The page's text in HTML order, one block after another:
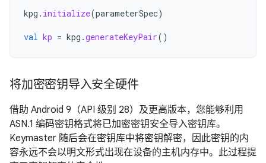
kpg . initialize(parameterSpec)
val kp = kpg .generateKeyPair()
将加密密钥导入安全硬件
借助 Android 9（API 级别 28）及更高版本，您能够利用
ASN.1 编码密钥格式将已加密密钥安全导入密钥库。
Keymaster 随后会在密钥库中将密钥解密，因此密钥的内
容永远不会以明文形式出现在设备的主机内存中。此过程提